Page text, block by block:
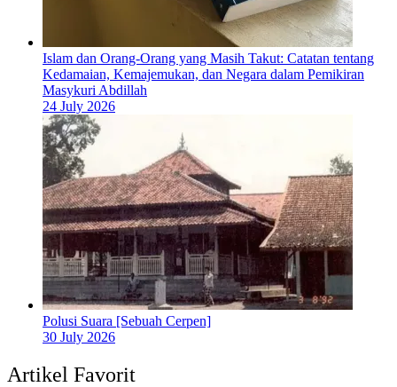
Islam dan Orang-Orang yang Masih Takut: Catatan tentang
Kedamaian, Kemajemukan, dan Negara dalam Pemikiran
Masykuri Abdillah
24 July 2026
Polusi Suara [Sebuah Cerpen]
30 July 2026
Artikel Favorit